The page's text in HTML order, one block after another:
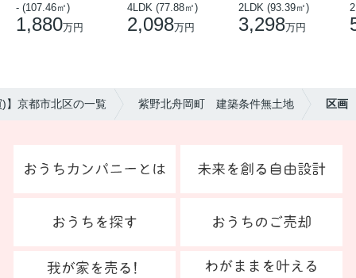
- (107.46㎡)
1,880万円
4LDK (77.88㎡)
2,098万円
2LDK (93.39㎡)
3,298万円
】京都市北区の一覧 紫野北舟岡町 建築条件無土地 区画